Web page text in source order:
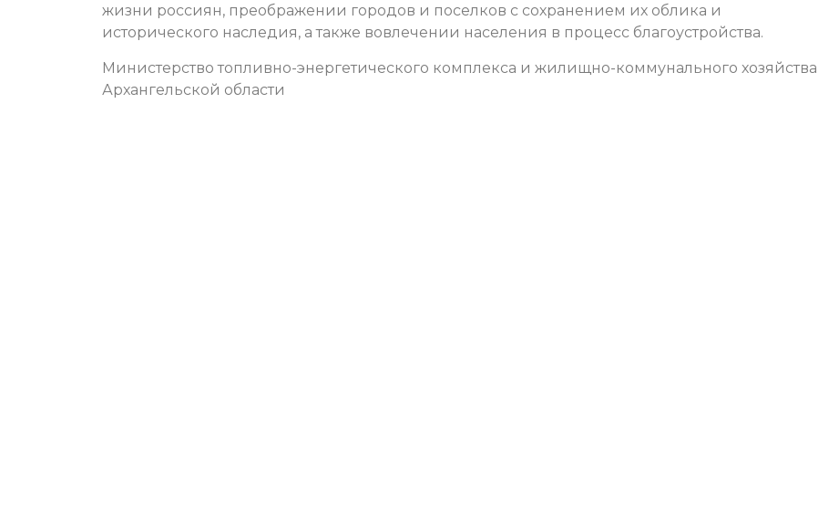
жизни россиян, преображении городов и поселков с сохранением их облика и
исторического наследия, а также вовлечении населения в процесс благоустройства.
Министерство топливно-энергетического комплекса и жилищно-коммунального хозяйства
Архангельской области